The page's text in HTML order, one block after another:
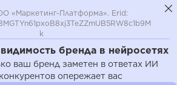
бренда в нейросетях
ваш бренд заметен в ответах ИИ
опережает вас
«Маркетинг-Платформа». Erid:
k